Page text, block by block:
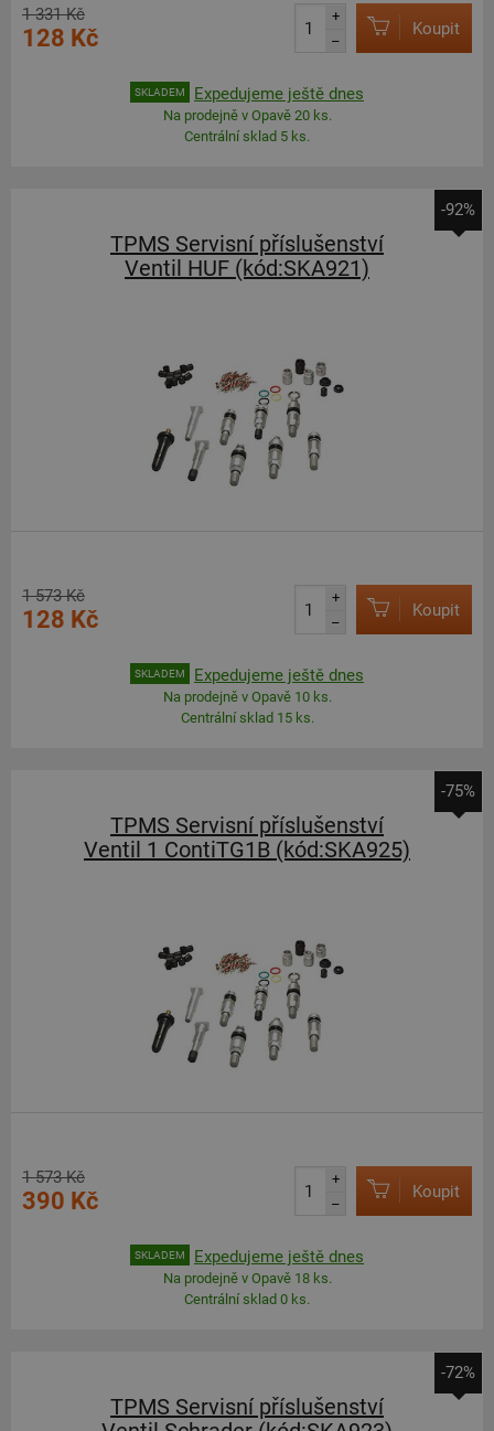
1 331 Kč
128 Kč
+
–
Koupit
SKLADEM Expedujeme ještě dnes
Na prodejně v Opavě 20 ks.
Centrální sklad 5 ks.
-92%
TPMS Servisní příslušenství
Ventil HUF (kód:SKA921)
1 573 Kč
128 Kč
+
–
Koupit
SKLADEM Expedujeme ještě dnes
Na prodejně v Opavě 10 ks.
Centrální sklad 15 ks.
-75%
TPMS Servisní příslušenství
Ventil 1 ContiTG1B (kód:SKA925)
1 573 Kč
390 Kč
+
–
Koupit
SKLADEM Expedujeme ještě dnes
Na prodejně v Opavě 18 ks.
Centrální sklad 0 ks.
-72%
TPMS Servisní příslušenství